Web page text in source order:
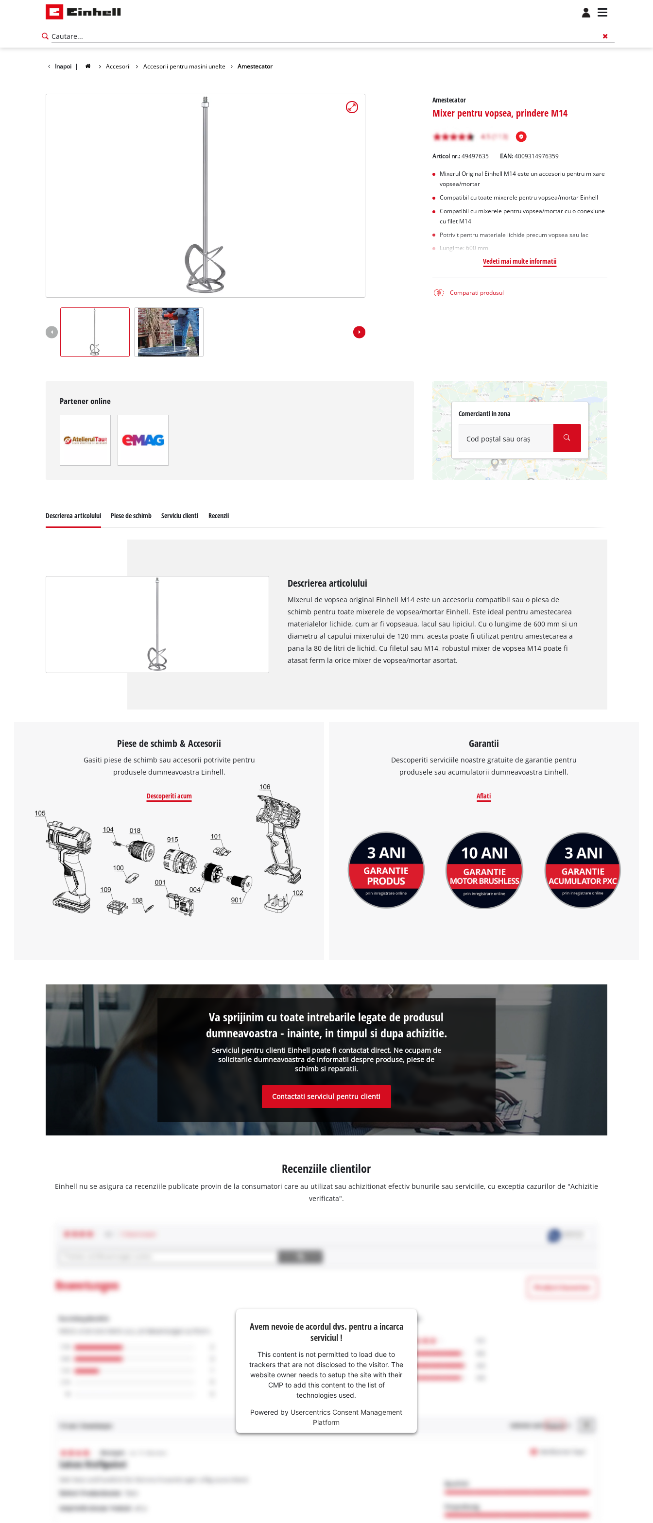
Inapoi | Accesorii Accesorii pentru masini unelte Amestecator
Amestecator
Mixer pentru vopsea, prindere M14
Articol nr.: 49497635 EAN:4009314976359
Mixerul Original Einhell M14 este un accesoriu pentru mixare
vopsea/mortar
Compatibil cu toate mixerele pentru vopsea/mortar Einhell
Compatibil cu mixerele pentru vopsea/mortar cu o conexiune
cu filet M14
Potrivit pentru materiale lichide precum vopsea sau lac
Lungime: 600 mm
Vedeti mai multe informatii
Comparati produsul
Partener online
Comercianti in zona
Cod poștal sau oraș
Avem nevoie de acordul dvs. pentru a
incarca serviciul Google Maps!
This content is not permitted to load due
to trackers that are not disclosed to the
visitor. The website owner needs to setup
the site with their CMP to add this content
to the list of technologies used.
Powered by
Usercentrics Consent
Descrierea articolului Piese de schimb Serviciu clienti Recenzii
Descrierea articolului
Mixerul de vopsea original Einhell M14 este un accesoriu compatibil sau o piesa de
schimb pentru toate mixerele de vopsea/mortar Einhell. Este ideal pentru amestecarea
materialelor lichide, cum ar fi vopseaua, lacul sau lipiciul. Cu o lungime de 600 mm si un
diametru al capului mixerului de 120 mm, acesta poate fi utilizat pentru amestecarea a
pana la 80 de litri de lichid. Cu filetul sau M14, robustul mixer de vopsea M14 poate fi
atasat ferm la orice mixer de vopsea/mortar asortat.
Piese de schimb & Accesorii
Gasiti piese de schimb sau accesorii potrivite pentru
produsele dumneavoastra Einhell.
Descoperiti acum
Garantii
Descoperiti serviciile noastre gratuite de garantie pentru
produsele sau acumulatorii dumneavoastra Einhell.
Aflati
Serviciul pentru clienti Einhell poate fi contactat direct. Ne ocupam de
solicitarile dumneavoastra de informatii despre produse, piese de
schimb si reparatii.
Va sprijinim cu toate intrebarile legate de produsul
dumneavoastra - inainte, in timpul si dupa achizitie.
Contactati serviciul pentru clienti
Recenziile clientilor
Einhell nu se asigura ca recenziile publicate provin de la consumatori care au utilizat sau achizitionat efectiv bunurile sau serviciile, cu exceptia cazurilor de "Achizitie
verificata".
Avem nevoie de acordul dvs. pentru a incarca
serviciul !
This content is not permitted to load due to
trackers that are not disclosed to the visitor. The
website owner needs to setup the site with their
CMP to add this content to the list of
technologies used.
Powered by Usercentrics Consent Management
Platform